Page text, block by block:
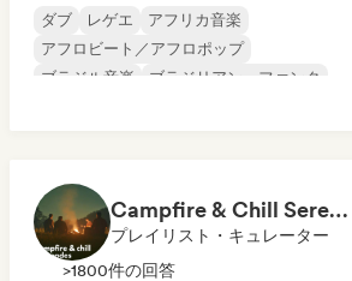
ダブ レゲエ
アフリカ音楽
アフロビート／アフロポップ
ブラジル音楽
ブラジリアン・ファンク
Campfire & Chill Serenades 🔥 Indie Folk, Acoustic & Singer-Songwriter
プレイリスト・キュレーター
>1800件の回答